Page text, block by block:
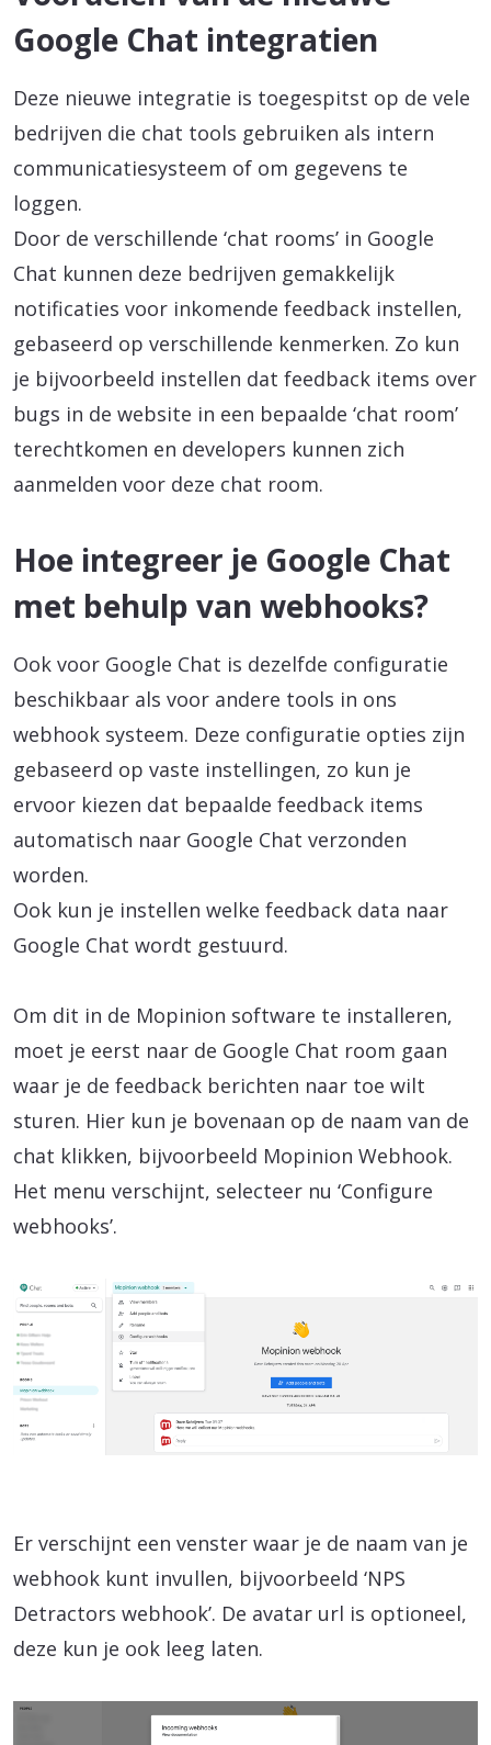
Google Chat integratien
Deze nieuwe integratie is toegespitst op de vele
bedrijven die chat tools gebruiken als intern
communicatiesysteem of om gegevens te
loggen.
Door de verschillende ‘chat rooms’ in Google
Chat kunnen deze bedrijven gemakkelijk
notificaties voor inkomende feedback instellen,
gebaseerd op verschillende kenmerken. Zo kun
je bijvoorbeeld instellen dat feedback items over
bugs in de website in een bepaalde ‘chat room’
terechtkomen en developers kunnen zich
aanmelden voor deze chat room.
Hoe integreer je Google Chat
met behulp van webhooks?
Ook voor Google Chat is dezelfde configuratie
beschikbaar als voor andere tools in ons
webhook systeem. Deze configuratie opties zijn
gebaseerd op vaste instellingen, zo kun je
ervoor kiezen dat bepaalde feedback items
automatisch naar Google Chat verzonden
worden.
Ook kun je instellen welke feedback data naar
Google Chat wordt gestuurd.
Om dit in de Mopinion software te installeren,
moet je eerst naar de Google Chat room gaan
waar je de feedback berichten naar toe wilt
sturen. Hier kun je bovenaan op de naam van de
chat klikken, bijvoorbeeld Mopinion Webhook.
Het menu verschijnt, selecteer nu ‘Configure
webhooks’.
Er verschijnt een venster waar je de naam van je
webhook kunt invullen, bijvoorbeeld ‘NPS
Detractors webhook’. De avatar url is optioneel,
deze kun je ook leeg laten.